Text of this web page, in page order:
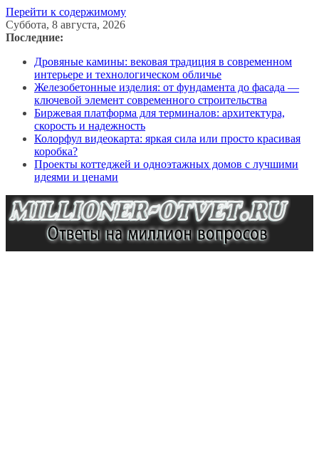
Перейти к содержимому
Суббота, 8 августа, 2026
Последние:
Дровяные камины: вековая традиция в современном
интерьере и технологическом обличье
Железобетонные изделия: от фундамента до фасада —
ключевой элемент современного строительства
Биржевая платформа для терминалов: архитектура,
скорость и надежность
Колорфул видеокарта: яркая сила или просто красивая
коробка?
Проекты коттеджей и одноэтажных домов с лучшими
идеями и ценами